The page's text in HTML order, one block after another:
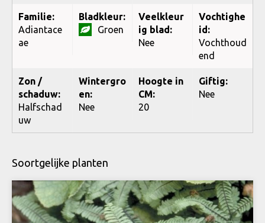
Familie:
Adiantace
ae
Bladkleur:
Groen
Veelkleur
ig blad:
Nee
Vochtighe
id:
Vochthoud
end
Zon /
schaduw:
Halfschad
uw
Wintergro
en:
Nee
Hoogte in
CM:
20
Giftig:
Nee
Soortgelijke planten